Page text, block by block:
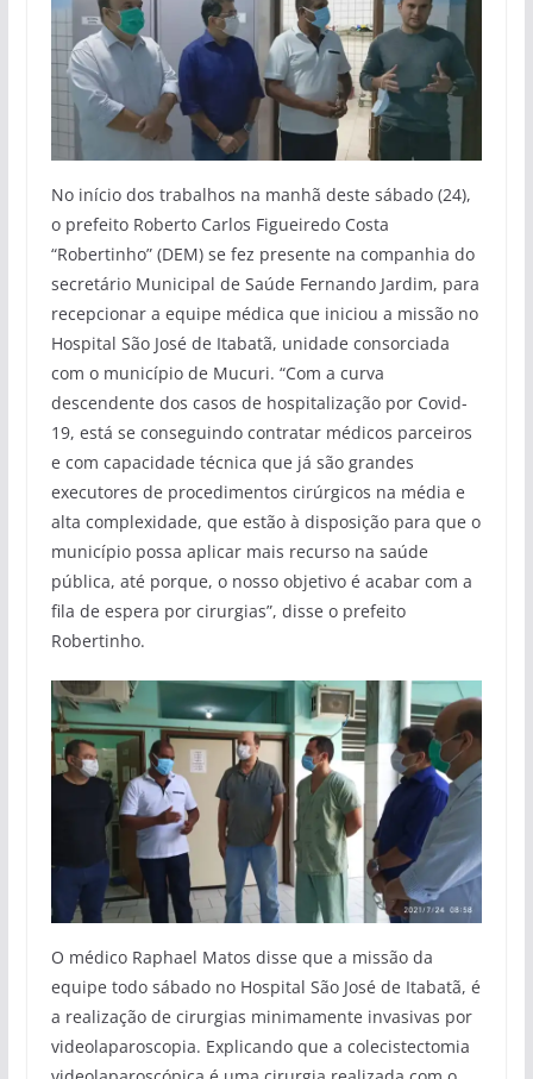
No início dos trabalhos na manhã deste sábado (24),
o prefeito Roberto Carlos Figueiredo Costa
“Robertinho” (DEM) se fez presente na companhia do
secretário Municipal de Saúde Fernando Jardim, para
recepcionar a equipe médica que iniciou a missão no
Hospital São José de Itabatã, unidade consorciada
com o município de Mucuri. “Com a curva
descendente dos casos de hospitalização por Covid-
19, está se conseguindo contratar médicos parceiros
e com capacidade técnica que já são grandes
executores de procedimentos cirúrgicos na média e
alta complexidade, que estão à disposição para que o
município possa aplicar mais recurso na saúde
pública, até porque, o nosso objetivo é acabar com a
fila de espera por cirurgias”, disse o prefeito
Robertinho.
O médico Raphael Matos disse que a missão da
equipe todo sábado no Hospital São José de Itabatã, é
a realização de cirurgias minimamente invasivas por
videolaparoscopia. Explicando que a colecistectomia